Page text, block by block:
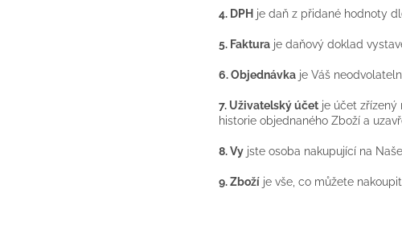
4. DPH je daň z přidané hodnoty
5. Faktura je daňový doklad
6. Objednávka je Váš
7. Uživatelský účet je účet zřízený
historie objednaného Zboží a
8. Vy jste osoba nakupující na
9. Zboží je vše, co můžete